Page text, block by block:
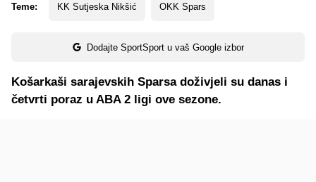
Teme: KK Sutjeska Nikšić OKK Spars
Dodajte SportSport u vaš Google izbor
Košarkaši sarajevskih Sparsa doživjeli su danas i
četvrti poraz u ABA 2 ligi ove sezone.